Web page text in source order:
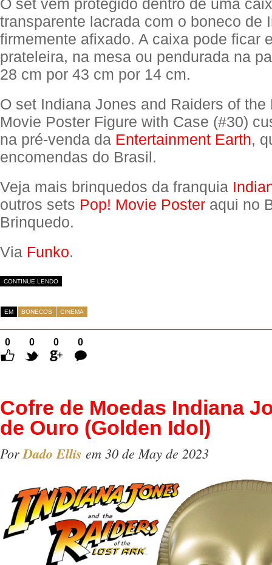
O set vem protegido dentro de uma
transparente lacrada com o boneco de
firmemente afixado. A caixa pode ficar
prateleira, na mesa ou pendurada na
28 cm por 43 cm por 14 cm.
O set Indiana Jones and Raiders of the
Movie Poster Figure with Case (#30)
na pré-venda da Entertainment Earth,
encomendas do Brasil.
Veja mais brinquedos da franquia
outros sets Pop! Movie Poster aqui no
Brinquedo.
Via Funko.
CONTINUE LENDO
EM BONECOS CINEMA
0 0 0
0
Comentários
Cofre de Moedas Indiana
de Ouro (Golden Idol)
PorDado Ellis em 30 de May de 2023